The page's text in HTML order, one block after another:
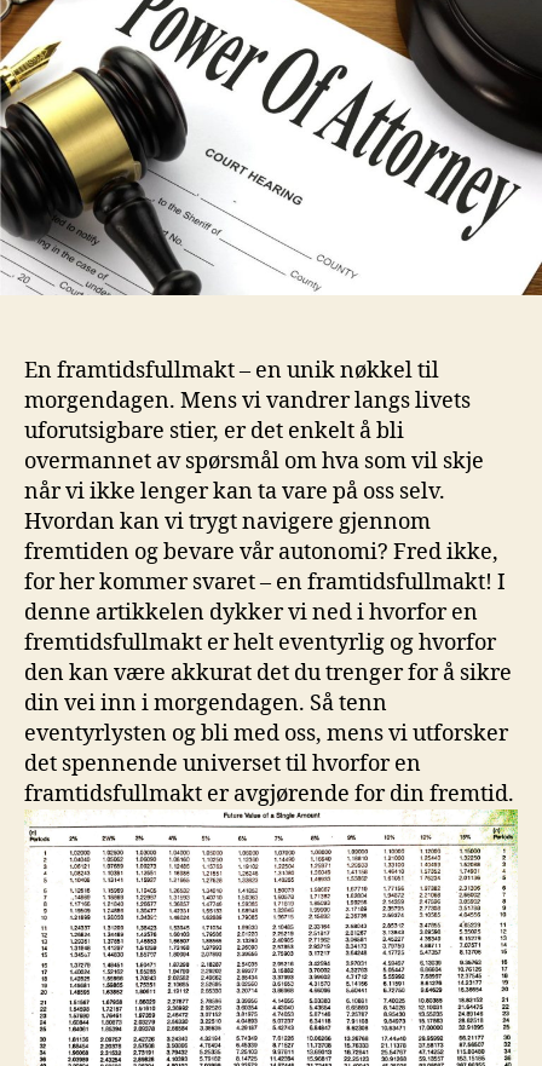
En‍ framtidsfullmakt – en unik nøkkel til
morgendagen. Mens​ vi ‍vandrer langs livets
uforutsigbare stier, ‌er det enkelt å bli
overmannet av‌ spørsmål ⁤om hva som vil skje
når vi ⁢ikke lenger kan ta vare ⁢på oss⁢ selv.
Hvordan kan vi ⁣trygt navigere gjennom
fremtiden og bevare ‍vår​ autonomi? Fred ikke,
for her kommer⁣ svaret – en framtidsfullmakt! I
denne artikkelen ⁣dykker⁣ vi ned i hvorfor en
fremtidsfullmakt er​ helt eventyrlig og hvorfor
den kan ⁤være akkurat det ​du​ trenger⁤ for å sikre
din vei inn i morgendagen. ⁣Så tenn
eventyrlysten og bli med‌ oss, mens vi ⁣utforsker‍
det spennende universet⁤ til hvorfor en
framtidsfullmakt ⁢er avgjørende for ⁣din fremtid.